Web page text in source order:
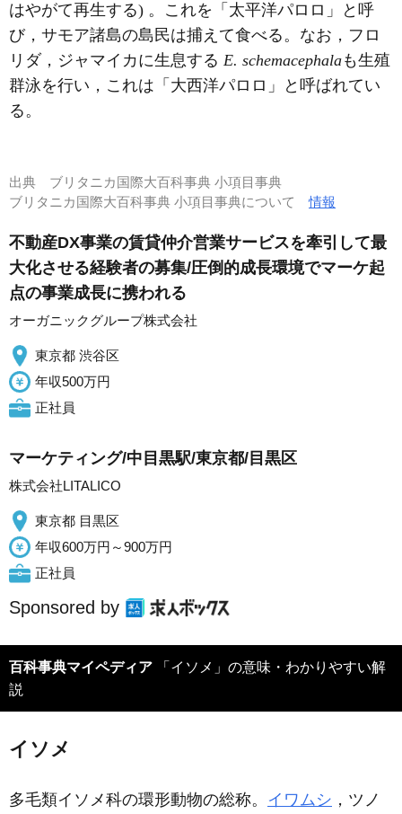
はやがて再生する) 。これを「太平洋パロロ」と呼
び，サモア諸島の島民は捕えて食べる。なお，フロ
リダ，ジャマイカに生息する E. schemacephalaも生殖
群泳を行い，これは「大西洋パロロ」と呼ばれてい
る。
出典 ブリタニカ国際大百科事典 小項目事典
ブリタニカ国際大百科事典 小項目事典について情報
不動産DX事業の賃貸仲介営業サービスを牽引して最
大化させる経験者の募集/圧倒的成長環境でマーケ起
点の事業成長に携われる
オーガニックグループ株式会社
東京都 渋谷区
年収500万円
正社員
マーケティング/中目黒駅/東京都/目黒区
株式会社LITALICO
東京都 目黒区
年収600万円～900万円
正社員
Sponsored by
百科事典マイペディア 「イソメ」の意味・わかりやすい解
説
イソメ
多毛類イソメ科の環形動物の総称。 イワムシ ，ツノ